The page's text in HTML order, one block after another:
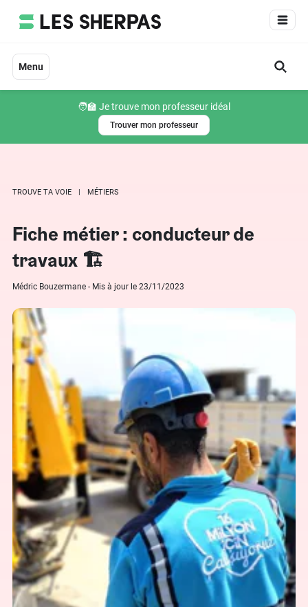
Menu
🧑‍🏫 Je trouve mon professeur idéal
Trouver mon professeur
TROUVE TA VOIE MÉTIERS
Fiche métier : conducteur de
travaux 🏗
Médric Bouzermane - Mis à jour le 23/11/2023